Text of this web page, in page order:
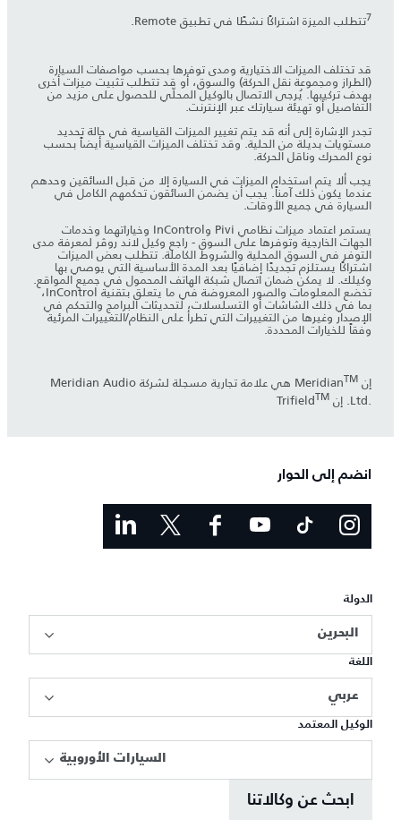
7تتطلب الميزة اشتراكًا نشطًا في تطبيق Remote.
قد تختلف الميزات الاختيارية ومدى توفرها بحسب مواصفات السيارة
(الطراز ومجموعة نقل الحركة) والسوق، أو قد تتطلب تثبيت ميزات أخرى
بهدف تركيبها. يُرجى الاتصال بالوكيل المحلّي للحصول على مزيد من
التفاصيل أو تهيئة سيارتك عبر الإنترنت.
تجدر الإشارة إلى أنه قد يتم تغيير الميزات القياسية في حالة تحديد
مستويات بديلة من الحلية. وقد تختلف الميزات القياسية أيضاً بحسب
نوع المحرك وناقل الحركة.
يجب ألا يتم استخدام الميزات في السيارة إلا من قبل السائقين وحدهم
عندما يكون ذلك آمناً. يجب أن يضمن السائقون تحكمهم الكامل في
السيارة في جميع الأوقات.
يستمر اعتماد ميزات نظامي Pivi وInControl وخياراتهما وخدمات
الجهات الخارجية وتوفرها على السوق - راجع وكيل لاند روڤر لمعرفة مدى
التوفر في السوق المحلية والشروط الكاملة. تتطلب بعض الميزات
اشتراكًا يستلزم تجديدًا إضافيًا بعد المدة الأساسية التي يوصي بها
وكيلك. لا يمكن ضمان اتصال شبكة الهاتف المحمول في جميع المواقع.
تخضع المعلومات والصور المعروضة في ما يتعلق بتقنية InControl،
بما في ذلك الشاشات أو التسلسلات، لتحديثات البرامج والتحكم في
الإصدار وغيرها من التغييرات التي تطرأ على النظام/التغييرات المرئية
وفقاً للخيارات المحددة.
إنMeridian TM
‎ هي علامة تجارية مسجلة لشركة Meridian Audio
Ltd.‎. إن Trifield
TM
انضم إلى الحوار
الدولة
البحرين
اللغة
عربي
الوكيل المعتمد
السيارات الأوروبية
ابحث عن وكالاتنا